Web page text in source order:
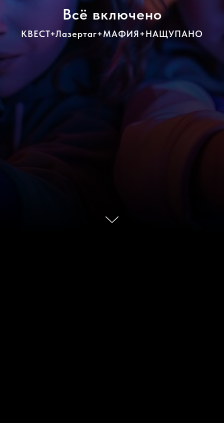
Всё включено
КВЕСТ+Лазертаг+МАФИЯ+НАЩУПАНО